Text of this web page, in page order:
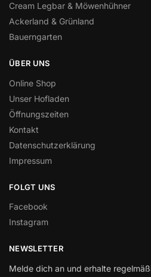
Cream Legbar & Möwenhühner
Ackerland & Grünland
Bauerngarten
ÜBER UNS
Online Shop
Unser Hofladen
Öffnungszeiten
Kontakt
Datenschutzerklärung
Impressum
FOLGT UNS
Facebook
Instagram
NEWSLETTER
Melde dich an und erhalte